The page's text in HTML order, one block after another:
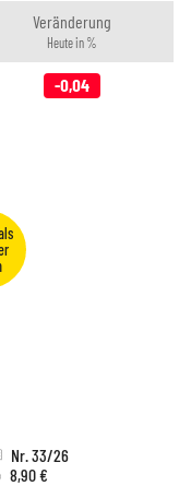
Veränderung
Heute in %
-0,04
Nr. 33/26
8,90 €